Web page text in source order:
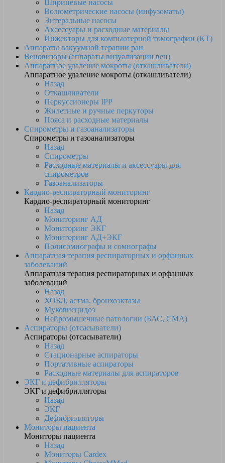
Шприцевые насосы
Волюметрические насосы (инфузоматы)
Энтеральные насосы
Аксессуары и расходные материалы
Инжекторы для компьютерной томографии (КТ)
Аппараты вакуумной терапии ран
Веновизоры (аппараты визуализации вен)
Аппаратное удаление мокроты (откашливатели)
Аппаратное удаление мокроты (откашливатели)
Назад
Откашливатели
Перкуссионеры IPP
Жилетные и ручные перкуторы
Пояса и расходные материалы
Спирометры и газоанализаторы
Спирометры и газоанализаторы
Назад
Спирометры
Расходные материалы и аксессуары для
спирометров
Газоанализаторы
Кардио-респираторный мониторинг
Кардио-респираторный мониторинг
Назад
Мониторинг АД
Мониторинг ЭКГ
Мониторинг АД+ЭКГ
Полисомнографы и сомнографы
Аппаратная терапия респираторных и орфанных
заболеваний
Аппаратная терапия респираторных и орфанных
заболеваний
Назад
ХОБЛ, астма, бронхоэктазы
Муковисцидоз
Нейромышечные патологии (БАС, СМА)
Аспираторы (отсасыватели)
Аспираторы (отсасыватели)
Назад
Стационарные аспираторы
Портативные аспираторы
Расходные материалы для аспираторов
ЭКГ и дефибрилляторы
ЭКГ и дефибрилляторы
Назад
ЭКГ
Дефибрилляторы
Мониторы пациента
Мониторы пациента
Назад
Мониторы Cardex